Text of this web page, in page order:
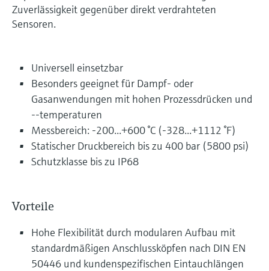
Zuverlässigkeit gegenüber direkt verdrahteten
Sensoren.
Universell einsetzbar
Besonders geeignet für Dampf- oder
Gasanwendungen mit hohen Prozessdrücken und
--temperaturen
Messbereich: -200...+600 °C (-328...+1112 °F)
Statischer Druckbereich bis zu 400 bar (5800 psi)
Schutzklasse bis zu IP68
Vorteile
Hohe Flexibilität durch modularen Aufbau mit
standardmäßigen Anschlussköpfen nach DIN EN
50446 und kundenspezifischen Eintauchlängen